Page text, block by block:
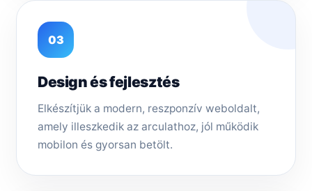
03
Design és fejlesztés
Elkészítjük a modern, reszponzív weboldalt,
amely illeszkedik az arculathoz, jól működik
mobilon és gyorsan betölt.